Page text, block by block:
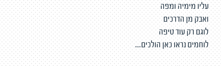
עליו מימיה ומפה
ואבק מן הדרכים
לוגם רק עוד טיפה
לוחמים נראו כאן הולכים...